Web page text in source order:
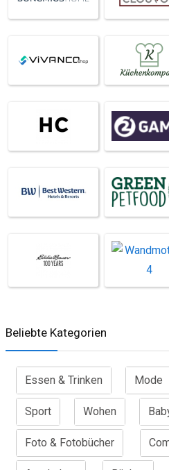
Beliebte Kategorien
Essen & Trinken Mode
Sport Wohen
Foto & Fotobücher